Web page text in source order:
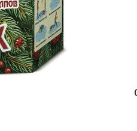
Циркоблицы
Цветной дым и огонь
Факелы цветного огня